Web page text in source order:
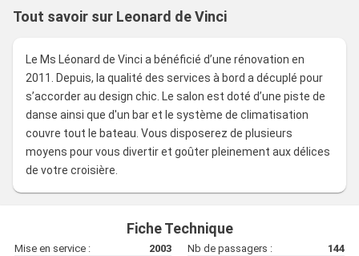
que soit le pont les cabine offrent les memes equipements et
sont de meme grandeur (de 11 a 15 m²).
Tout savoir sur Leonard de Vinci
Le Ms Léonard de Vinci a bénéficié d’une rénovation en
2011. Depuis, la qualité des services à bord a décuplé pour
s’accorder au design chic. Le salon est doté d’une piste de
danse ainsi que d'un bar et le système de climatisation
couvre tout le bateau. Vous disposerez de plusieurs
moyens pour vous divertir et goûter pleinement aux délices
de votre croisière.
Fiche Technique
Mise en service : 2003 Nb de passagers :
144